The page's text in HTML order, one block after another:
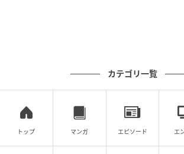
に関しては、台本読んだ時は、風が吹
ち回って、すごいセリフを喋る。これ
うと思ってたんですけど、見事にやり
と感慨深げに山下に語り掛けると、山
うございます」と感謝と伝えた。
カテゴリ一覧
トップ マンガ エピソード エ